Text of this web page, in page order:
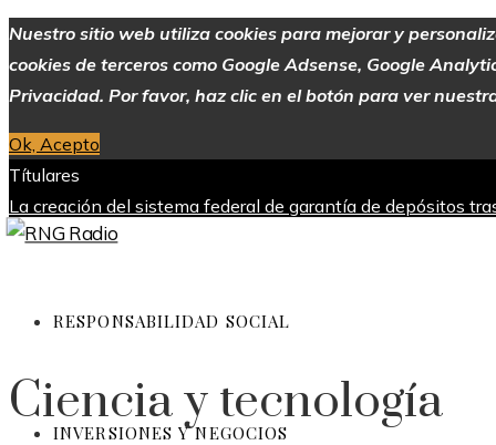
Nuestro sitio web utiliza cookies para mejorar y
cookies de terceros como Google Adsense, Google
Privacidad. Por favor, haz clic en el botón para ver
Ok, Acepto
Títulares
La creación del sistema federal de garantía de depósitos
industriaAlimentos con alto contenido de vitamina C para
RESPONSABILIDAD SOCIAL
INVERSIONES Y NEGOCIOS
Ciencia y tecnología